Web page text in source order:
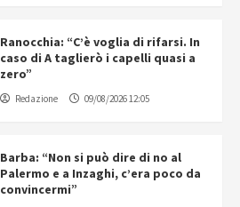
Ranocchia: “C’è voglia di rifarsi. In
caso di A taglierò i capelli quasi a
zero”
Redazione 09/08/2026 12:05
Barba: “Non si può dire di no al
Palermo e a Inzaghi, c’era poco da
convincermi”